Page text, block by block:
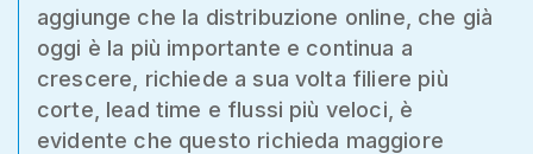
aggiunge che la distribuzione online, che già
oggi è la più importante e continua a
crescere, richiede a sua volta filiere più
corte, lead time e flussi più veloci, è
evidente che questo richieda maggiore